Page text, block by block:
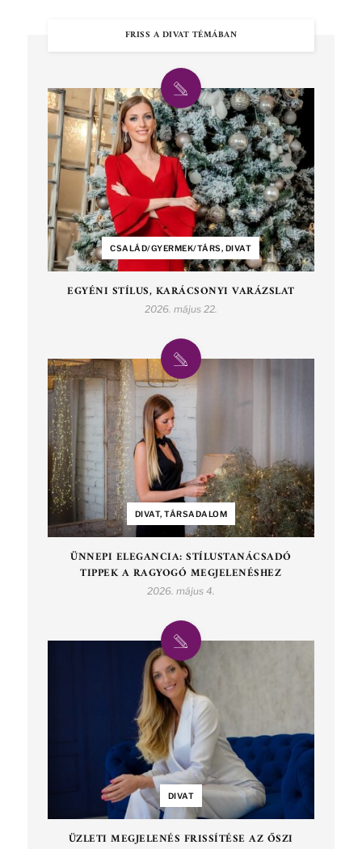
FRISS A DIVAT TÉMÁBAN
CSALÁD/GYERMEK/TÁRS, DIVAT
EGYÉNI STÍLUS, KARÁCSONYI VARÁZSLAT
2026. május 22.
DIVAT, TÁRSADALOM
ÜNNEPI ELEGANCIA: STÍLUSTANÁCSADÓ
TIPPEK A RAGYOGÓ MEGJELENÉSHEZ
2026. május 4.
DIVAT
ÜZLETI MEGJELENÉS FRISSÍTÉSE AZ ŐSZI